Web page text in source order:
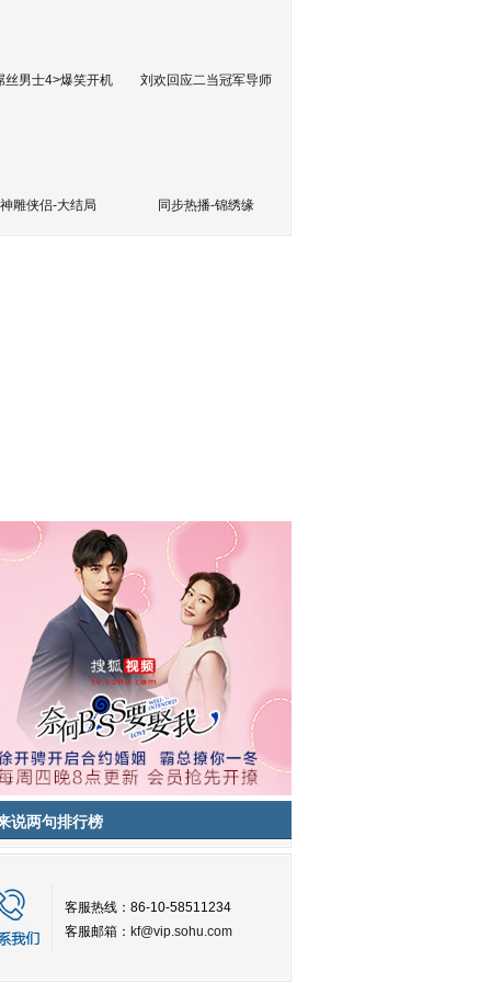
丝男士4>爆笑开机 刘欢回应二当冠军导师
神雕侠侣-大结局 同步热播-锦绣缘
说两句排行榜
客服热线：86-10-58511234
客服邮箱： kf@vip.sohu.com